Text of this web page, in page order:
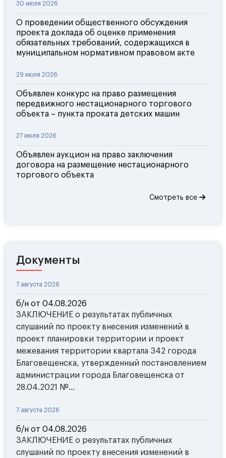
30 июля 2026
О проведении общественного обсуждения
проекта доклада об оценке применения
обязательных требований, содержащихся в
муниципальном нормативном правовом акте
29 июля 2026
Объявлен конкурс на право размещения
передвижного нестационарного торгового
объекта – пункта проката детских машин
27 июля 2026
Объявлен аукцион на право заключения
договора на размещение нестационарного
торгового объекта
Смотреть все
Документы
7 августа 2026
б/н от 04.08.2026
ЗАКЛЮЧЕНИЕ о результатах публичных
слушаний по проекту внесения изменений в
проект планировки территории и проект
межевания территории квартала 342 города
Благовещенска, утвержденный постановлением
администрации города Благовещенска от
28.04.2021 №...
7 августа 2026
б/н от 04.08.2026
ЗАКЛЮЧЕНИЕ о результатах публичных
слушаний по проекту внесения изменений в